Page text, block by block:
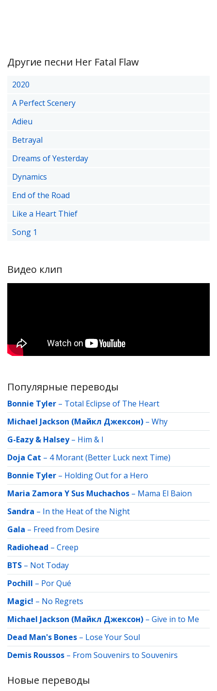
Другие песни Her Fatal Flaw
2020
A Perfect Scenery
Adieu
Betrayal
Dreams of Yesterday
Dynamics
End of the Road
Like a Heart Thief
Song 1
Видео клип
Популярные переводы
Bonnie Tyler – Total Eclipse of The Heart
Michael Jackson (Майкл Джексон) – Why
G-Eazy & Halsey– Him & I
Doja Cat – 4 Morant (Better Luck next Time)
Bonnie Tyler – Holding Out for a Hero
Maria Zamora Y Sus Muchachos – Mama El Baion
Sandra – In the Heat of the Night
Gala – Freed from Desire
Radiohead – Creep
BTS – Not Today
Pochill – Por Qué
Magic! – No Regrets
Michael Jackson (Майкл Джексон) – Give in to Me
Dead Man's Bones – Lose Your Soul
Demis Roussos – From Souvenirs to Souvenirs
Новые переводы